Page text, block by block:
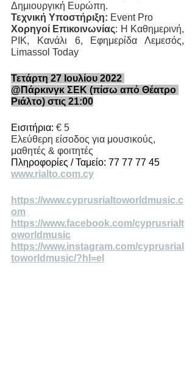
Δημιουργική Ευρώπη.
Τεχνική Υποστήριξη: Event Pro
Χορηγοί Επικοινωνίας: Η Καθημερινή,
ΡΙΚ, Κανάλι 6, Εφημερίδα Λεμεσός,
Limassol Today
Τετάρτη 27 Ιουλίου 2022
@Πάρκινγκ ΣΕΚ (πίσω από Θέατρο
Ριάλτο) στις 21:00
Εισιτήρια: € 5
Ελεύθερη είσοδος για μουσικούς,
μαθητές & φοιτητές
Πληροφορίες / Ταμείο: 77 77 77 45
www.rialto.com.cy
https://www.cyprusrialtoworldmusic.c
om
https://www.facebook.com/cyprusrialt
oworldmusic
https://www.instagram.com/cyprusrial
toworldmusic/?hl=el